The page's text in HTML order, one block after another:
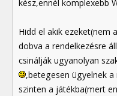
kész,ennél komplexebb
Hidd el akik ezeket(nem
dobva a rendelkezésre
csinálják ugyanolyan
,betegesen ügyelnek
szinten a játékba(mert